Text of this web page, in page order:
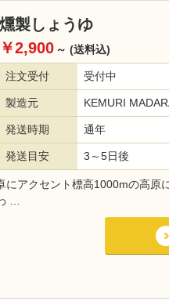
燻製しょうゆ
￥2,900 ～ (送料込)
注文受付 受付中
製造元 KEMURI
発送時期 通年
発送目安 3～5日後
にアクセント標高1000mの高
…